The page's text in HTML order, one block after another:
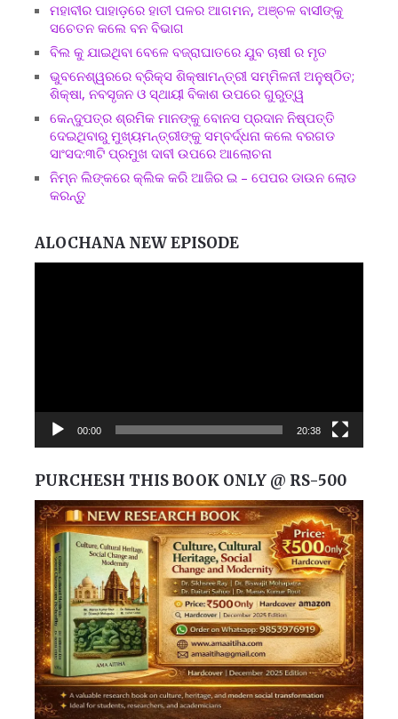
ମହାବୀର ପାହାଡ଼ରେ ହାତୀ ପଳର ଆଗମନ, ଅଞ୍ଚଳ ବାସୀଙ୍କୁ
ସଚେତନ କଲେ ବନ ବିଭାଗ
ବିଲ କୁ ଯାଇଥିବା ବେଳେ ବଜ୍ରାଘାତରେ ଯୁବ ଚାଷୀ ର ମୃତ
ଭୁବନେଶ୍ୱରରେ ବ୍ରିକ୍ସ ଶିକ୍ଷାମନ୍ତ୍ରୀ ସମ୍ମିଳନୀ ଅନୁଷ୍ଠିତ;
ଶିକ୍ଷା, ନବସୃଜନ ଓ ସ୍ଥାୟୀ ବିକାଶ ଉପରେ ଗୁରୁତ୍ୱ
କେନ୍ଦୁପତ୍ର ଶ୍ରମିକ ମାନଙ୍କୁ ବୋନସ ପ୍ରଦାନ ନିଷ୍ପତ୍ତି
ଦେଇଥିବାରୁ ମୁଖ୍ୟମନ୍ତ୍ରୀଙ୍କୁ ସମ୍ବର୍ଦ୍ଧନା କଲେ ବରଗଡ
ସାଂସଦ:୩ଟି ପ୍ରମୁଖ ଦାବୀ ଉପରେ ଆଲୋଚନା
ନିମ୍ନ ଲିଙ୍କରେ କ୍ଲିକ କରି ଆଜିର ଇ – ପେପର ଡାଉନ ଲୋଡ
କରନ୍ତୁ
ALOCHANA NEW EPISODE
00:00 20:38
PURCHESH THIS BOOK ONLY @ RS-500